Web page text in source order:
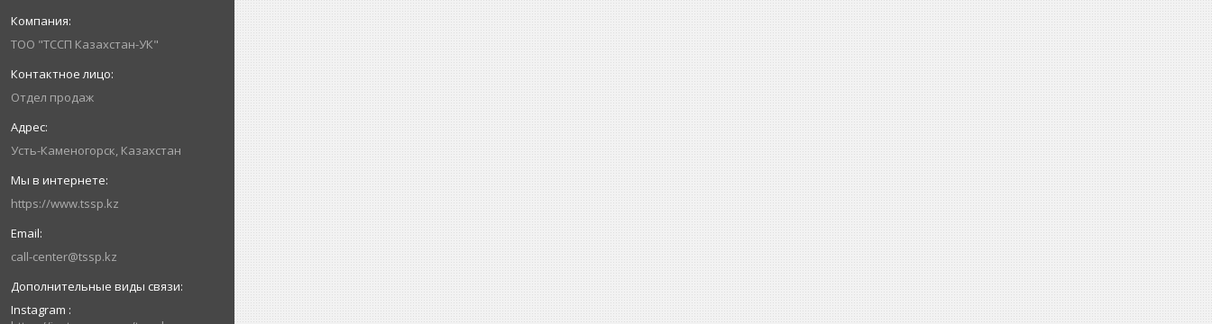
ТОО "ТССП Казахстан-УК"
Отдел продаж
Усть-Каменогорск, Казахстан
https://www.tssp.kz
call-center@tssp.kz
Instagram